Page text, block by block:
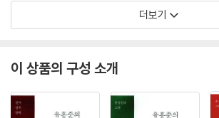
더보기
이 상품의 구성 소개